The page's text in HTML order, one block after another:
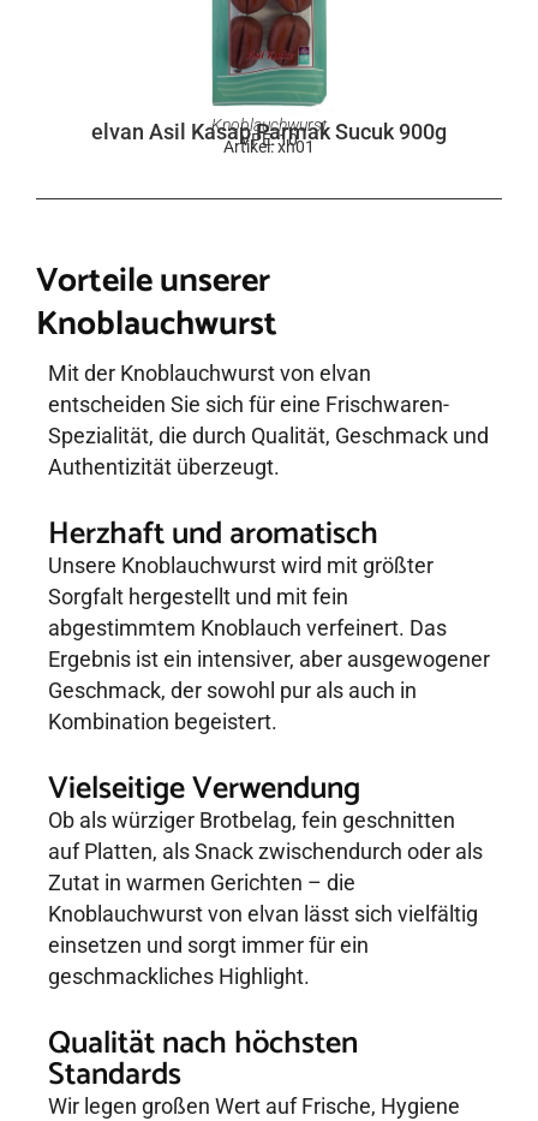
Knoblauchwurst
elvan Asil Kasap Parmak Sucuk 900g
VPE: 10
Artikel: xh01
Vorteile unserer
Knoblauchwurst
Mit der Knoblauchwurst von elvan
entscheiden Sie sich für eine Frischwaren-
Spezialität, die durch Qualität, Geschmack und
Authentizität überzeugt.
Herzhaft und aromatisch
Unsere Knoblauchwurst wird mit größter
Sorgfalt hergestellt und mit fein
abgestimmtem Knoblauch verfeinert. Das
Ergebnis ist ein intensiver, aber ausgewogener
Geschmack, der sowohl pur als auch in
Kombination begeistert.
Vielseitige Verwendung
Ob als würziger Brotbelag, fein geschnitten
auf Platten, als Snack zwischendurch oder als
Zutat in warmen Gerichten – die
Knoblauchwurst von elvan lässt sich vielfältig
einsetzen und sorgt immer für ein
geschmackliches Highlight.
Qualität nach höchsten
Standards
Wir legen großen Wert auf Frische, Hygiene